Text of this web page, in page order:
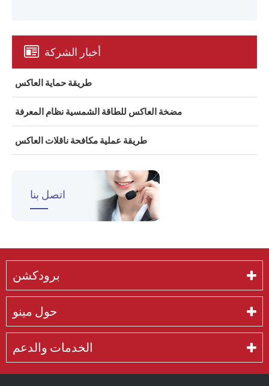
أخبار الشركة
طريقة حماية العاكس
مضخة العاكس للطاقة الشمسية نظام المعرفة
طريقة عملية مكافحة ناقلات العاكس
اتصل بنا
برودكشن
حول مينو
الخدمات والدعم